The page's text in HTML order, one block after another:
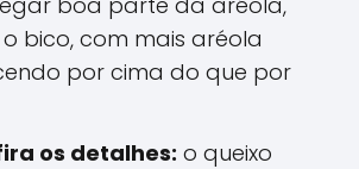
bico, com mais aréola
por cima do que por
os detalhes: o queixo